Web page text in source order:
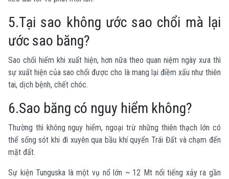
5.Tại sao không ước sao chổi mà lại
ước sao băng?
Sao chổi hiếm khi xuất hiện, hơn nữa theo quan niệm ngày xưa thì
sự xuất hiện của sao chổi được cho là mang lại điềm xấu như thiên
tai, dịch bệnh, chết chóc.
6.Sao băng có nguy hiểm không?
Thường thì không nguy hiểm, ngoại trừ những thiên thạch lớn có
thể sống sót khi đi xuyên qua bầu khí quyển Trái Đất và chạm đến
mặt đất.
Sự kiện Tunguska là một vụ nổ lớn ~ 12 Mt nổi tiếng xảy ra gần